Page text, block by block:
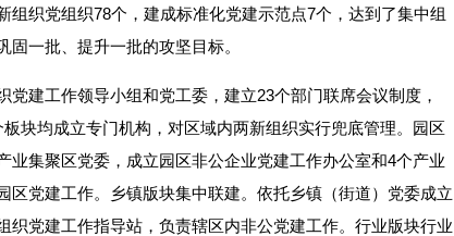
组织党组织78个，建成标准化党建示范点7个，达到了集中组
固一批、提升一批的攻坚目标。
建工作领导小组和党工委，建立23个部门联席会议制度，
块均成立专门机构，对区域内两新组织实行兜底管理。园区
业集聚区党委，成立园区非公企业党建工作办公室和4个产业
区党建工作。乡镇版块集中联建。依托乡镇（街道）党委成立
织党建工作指导站，负责辖区内非公党建工作。行业版块行业